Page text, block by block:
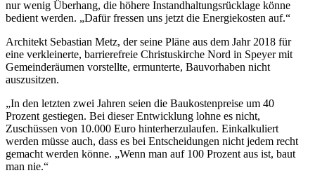
nur wenig Überhang, die höhere Instandhaltungsrücklage könne
bedient werden. „Dafür fressen uns jetzt die Energiekosten auf.“
Architekt Sebastian Metz, der seine Pläne aus dem Jahr 2018 für
eine verkleinerte, barrierefreie Christuskirche Nord in Speyer mit
Gemeinderäumen vorstellte, ermunterte, Bauvorhaben nicht
auszusitzen.
„In den letzten zwei Jahren seien die Baukostenpreise um 40
Prozent gestiegen. Bei dieser Entwicklung lohne es nicht,
Zuschüssen von 10.000 Euro hinterherzulaufen. Einkalkuliert
werden müsse auch, dass es bei Entscheidungen nicht jedem recht
gemacht werden könne. „Wenn man auf 100 Prozent aus ist, baut
man nie.“